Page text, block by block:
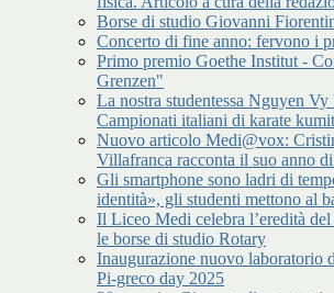
Borse di studio Giovanni
Concerto di fine anno: fervono i
Primo premio Goethe Institut -
Grenzen"
La nostra studentessa Nguyen Vy
Campionati italiani di karate
Nuovo articolo Medi@vox:
Villafranca racconta il suo anno
Gli smartphone sono ladri di
identità», gli studenti mettono al
Il Liceo Medi celebra l’eredità
le borse di studio Rotary
Inaugurazione nuovo laboratorio
Pi-greco day 2025